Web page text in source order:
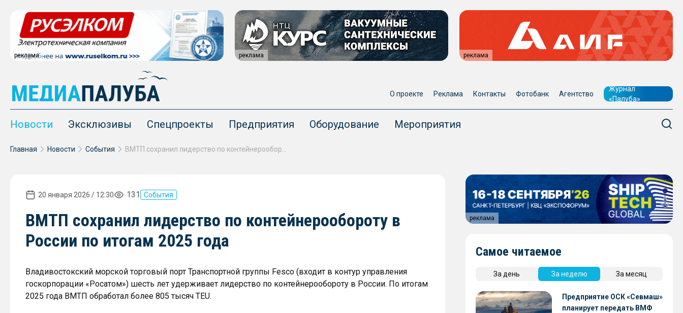
реклама реклама реклама
О проекте Реклама Контакты Фотобанк Агентство
Журнал
«Палуба»
Новости Эксклюзивы Спецпроекты Предприятия Оборудование Мероприятия
Главная Новости События
20 января 2026 / 12:30 131 События
ВМТП сохранил лидерство по контейнерообороту в
России по итогам 2025 года
Владивостокский морской торговый порт Транспортной группы Fesco (входит в контур управления
госкорпорации «Росатом») шесть лет удерживает лидерство по контейнерообороту в России. По итогам
2025 года ВМТП обработал более 805 тысяч TEU.
реклама
Самое читаемое
За день За неделю За месяц
Предприятие ОСК «Севмаш»
планирует передать ВМФ